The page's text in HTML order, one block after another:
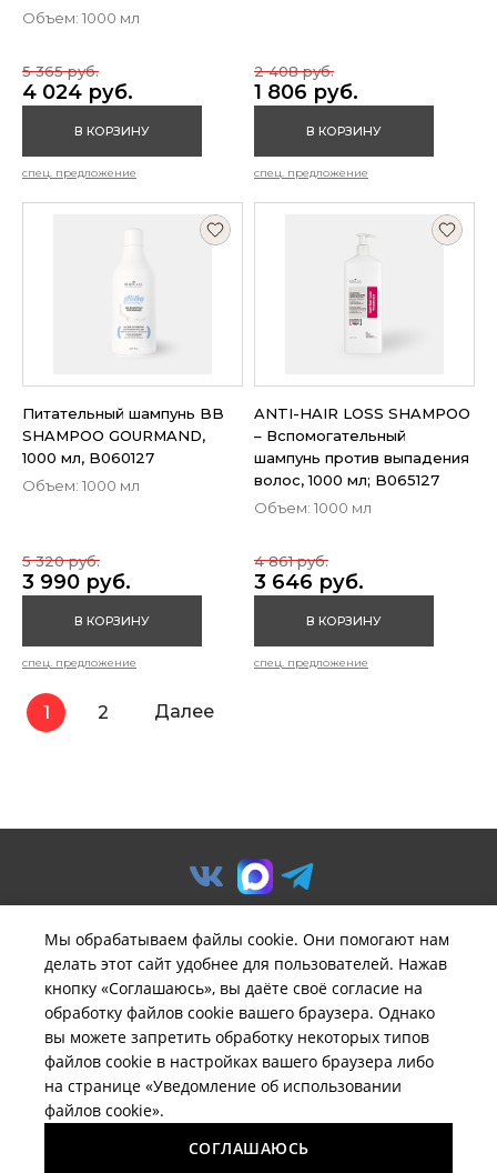
Объем: 1000 мл
4 024 руб.
5 365 руб.
В КОРЗИНУ
спец. предложение
1 806 руб.
2 408 руб.
В КОРЗИНУ
спец. предложение
Питательный шампунь BB
SHAMPOO GOURMAND,
1000 мл, B060127
Объем: 1000 мл
3 990 руб.
5 320 руб.
В КОРЗИНУ
спец. предложение
ANTI-HAIR LOSS SHAMPOO
– Вспомогательный
шампунь против выпадения
волос, 1000 мл; B065127
Объем: 1000 мл
3 646 руб.
4 861 руб.
В КОРЗИНУ
спец. предложение
1 2 Далее
© ООО «Предприятие «Удача».
Политика обработки
персональных данных
Вся информация на сайтеbrelil-russia.ruимеет
исключительно информационный характер и не может
быть определена как публичная оферта ни при каких
обстоятельствах.
Мы обрабатываем файлы cookie. Они помогают нам
делать этот сайт удобнее для пользователей. Нажав
кнопку «Соглашаюсь», вы даёте своё согласие на
обработку файлов cookie вашего браузера. Однако
вы можете запретить обработку некоторых типов
файлов cookie в настройках вашего браузера либо
на странице «Уведомление об использовании
файлов cookie».
СОГЛАШАЮСЬ